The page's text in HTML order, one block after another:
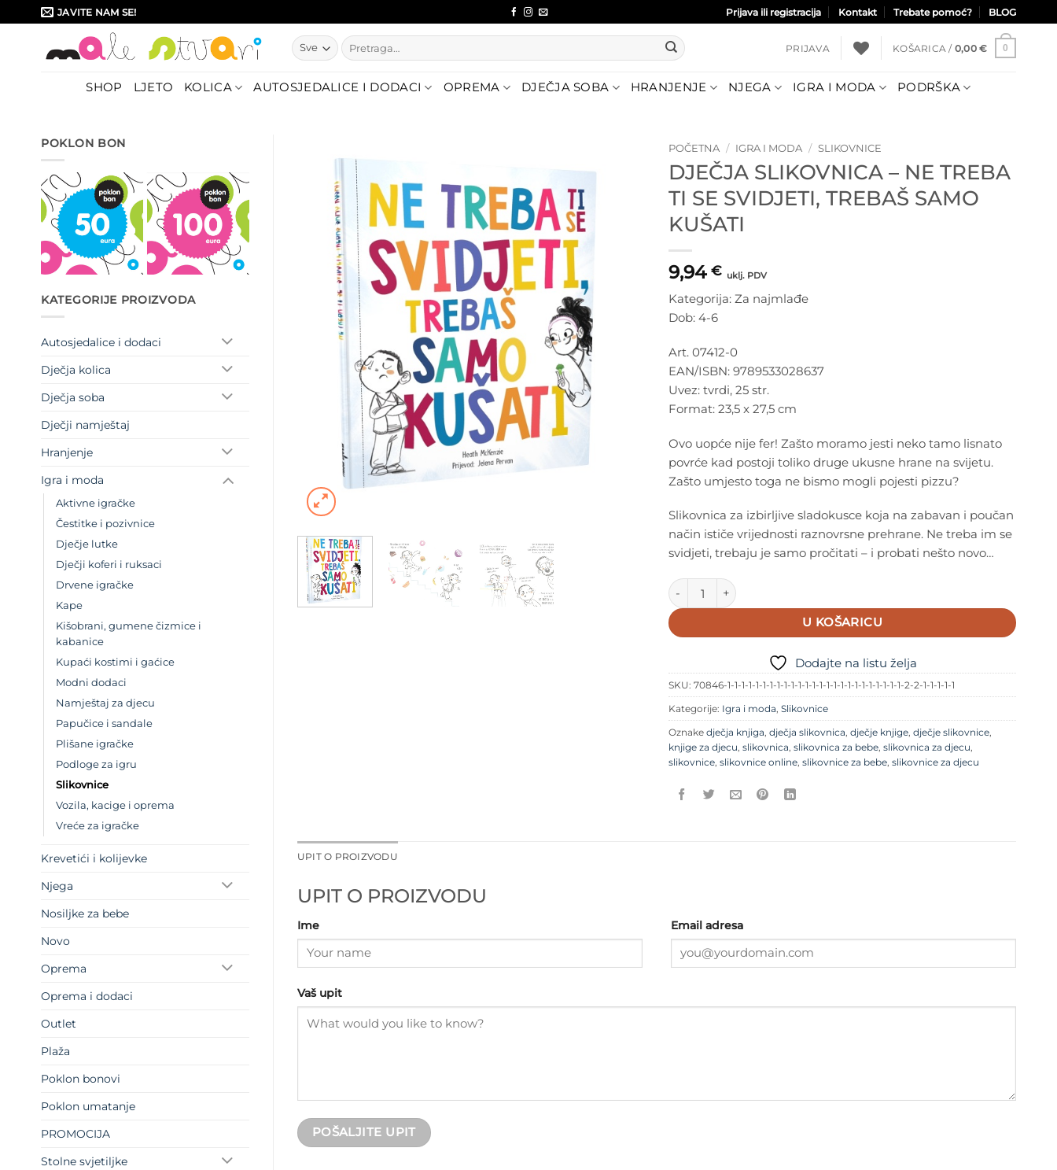
to
JAVITE NAM SE! Prijava ili registracija Kontakt Trebate pomoć? BLOG
Pretraži:
PRIJAVA KOŠARICA / 0,00 € 0
SHOP LJETO KOLICA AUTOSJEDALICE I DODACI OPREMA DJEČJA SOBA HRANJENJE NJEGA IGRA I MODA PODRŠKA
POKLON BON
KATEGORIJE PROIZVODA
Autosjedalice i dodaci
Dječja kolica
Dječja soba
Dječji namještaj
Hranjenje
Igra i moda
Aktivne igračke
Čestitke i pozivnice
Dječje lutke
Dječji koferi i ruksaci
Drvene igračke
Kape
Kišobrani, gumene čizmice i
kabanice
Kupaći kostimi i gaćice
Modni dodaci
Namještaj za djecu
Papučice i sandale
Plišane igračke
Podloge za igru
Slikovnice
Vozila, kacige i oprema
Vreće za igračke
Krevetići i kolijevke
Njega
Nosiljke za bebe
Novo
Oprema
Oprema i dodaci
Outlet
Plaža
Poklon bonovi
Poklon umatanje
PROMOCIJA
Stolne svjetiljke
POČETNA / IGRA I MODA / SLIKOVNICE
DJEČJA SLIKOVNICA – NE TREBA
TI SE SVIDJETI, TREBAŠ SAMO
KUŠATI
9,94 € uklj. PDV
Kategorija: Za najmlađe
Dob: 4-6
Art. 07412-0
EAN/ISBN: 9789533028637
Uvez: tvrdi, 25 str.
Format: 23,5 x 27,5 cm
Ovo uopće nije fer! Zašto moramo jesti neko tamo lisnato
povrće kad postoji toliko druge ukusne hrane na svijetu.
Zašto umjesto toga ne bismo mogli pojesti pizzu?
Slikovnica za izbirljive sladokusce koja na zabavan i poučan
način ističe vrijednosti raznovrsne prehrane. Ne treba im se
svidjeti, trebaju je samo pročitati – i probati nešto novo…
Dječja slikovnica - Ne treba ti se svidjeti, trebaš samo kušati količina
U KOŠARICU
Dodajte na listu želja
SKU: 70846-1-1-1-1-1-1-1-1-1-1-1-1-1-1-1-1-1-1-1-1-1-1-1-1-1-2-2-1-1-1-1-1
Kategorije: Igra i moda, Slikovnice
Oznake dječja knjiga, dječja slikovnica, dječje knjige, dječje slikovnice,
knjige za djecu, slikovnica, slikovnica za bebe, slikovnica za djecu,
slikovnice, slikovnice online, slikovnice za bebe, slikovnice za djecu
UPIT O PROIZVODU
UPIT O PROIZVODU
Ime Email adresa
Vaš upit